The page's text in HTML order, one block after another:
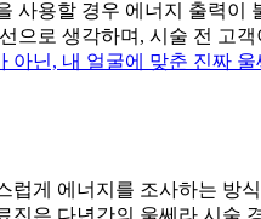
사용할 경우 에너지 출력이
으로 생각하며, 시술 전 고객
아닌, 내 얼굴에 맞춘 진짜 울
럽게 에너지를 조사하는 방
진은 다년간의 울쎄라 시술